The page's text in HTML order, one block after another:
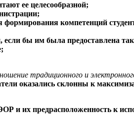
ее целесообразной;
формирования компетенций
если бы им была предоставлена
традиционного и
оказались склонны к
и их предрасположенность к